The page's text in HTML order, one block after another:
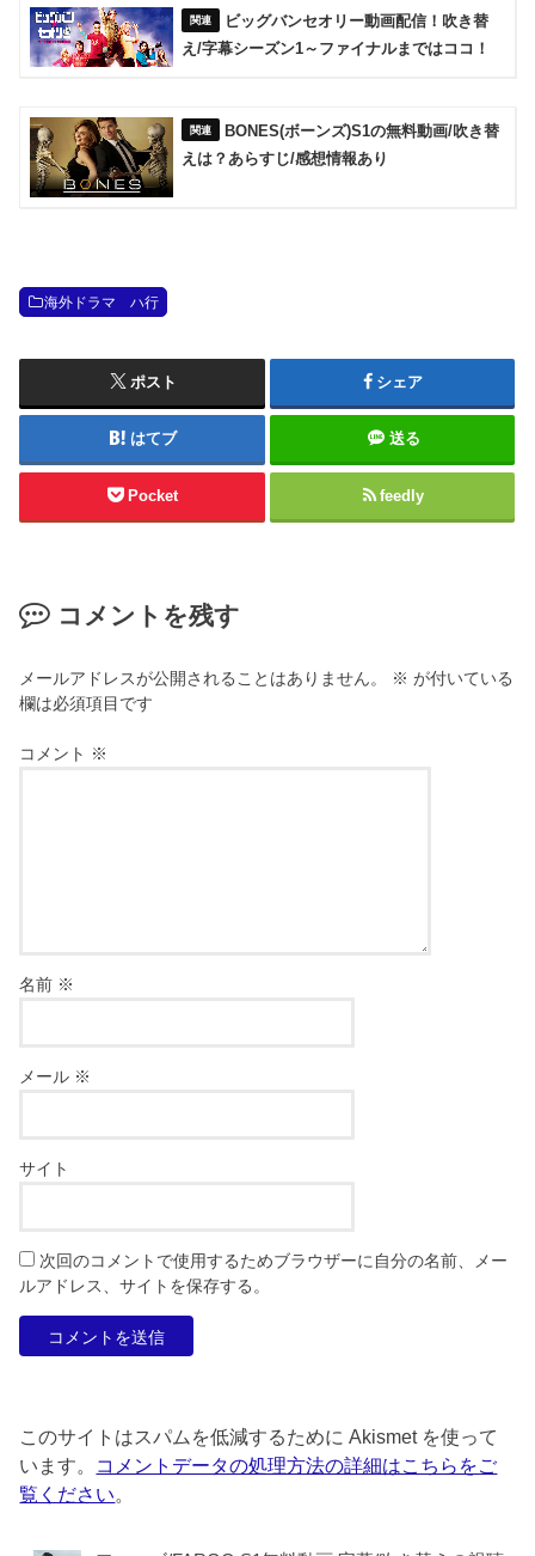
ビッグバンセオリー動画配信！吹き替
え/字幕シーズン1～ファイナルまではココ！
BONES(ボーンズ)S1の無料動画/吹き替
えは？あらすじ/感想情報あり
海外ドラマ ハ行
ポスト シェア
はてブ 送る
Pocket feedly
コメントを残す
メールアドレスが公開されることはありません。 ※ が付いている
欄は必須項目です
コメント ※
名前 ※
メール ※
サイト
次回のコメントで使用するためブラウザーに自分の名前、メー
ルアドレス、サイトを保存する。
このサイトはスパムを低減するために Akismet を使って
います。 コメントデータの処理方法の詳細はこちらをご
覧ください。